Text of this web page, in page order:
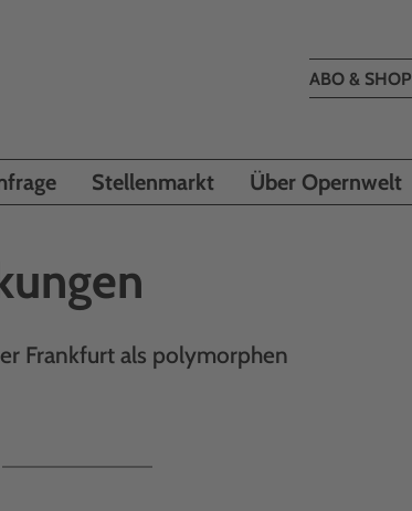
ABO & SHOP
Stellenmarkt Über Opernwelt
Frankfurt als polymorphen